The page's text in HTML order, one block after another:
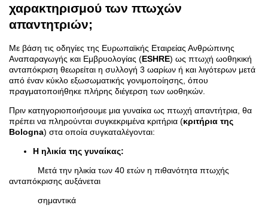
χαρακτηρισμού των πτωχών
απαντητριών;
Με βάση τις οδηγίες της Ευρωπαϊκής Εταιρείας Ανθρώπινης
Αναπαραγωγής και Εμβρυολογίας (ESHRE) ως πτωχή ωοθηκική
ανταπόκριση θεωρείται η συλλογή 3 ωαρίων ή και λιγότερων μετά
από έναν κύκλο εξωσωματικής γονιμοποίησης, όπου
πραγματοποιήθηκε πλήρης διέγερση των ωοθηκών.
Πριν κατηγοριοποιήσουμε μια γυναίκα ως πτωχή απαντήτρια, θα
πρέπει να πληρούνται συγκεκριμένα κριτήρια (κριτήρια της
Bologna) στα οποία συγκαταλέγονται:
Η ηλικία της γυναίκας:
Μετά την ηλικία των 40 ετών η πιθανότητα πτωχής
ανταπόκρισης αυξάνεται
σημαντικά